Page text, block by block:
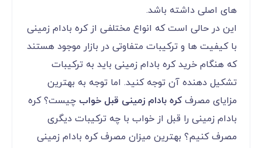
های اصلی داشته باشد.
این در حالی است که انواع مختلفی از کره بادام زمینی
با کیفیت ها و ترکیبات متفاوتی در بازار موجود هستند
که هنگام خرید کره بادام زمینی باید به ترکیبات
تشکیل دهنده آن توجه کنید. اما توجه به بهترین
مزایای مصرف کره بادام زمینی قبل خواب چیست؟ کره
بادام زمینی را قبل از خواب با چه ترکیبات دیگری
مصرف کنیم؟ بهترین میزان مصرف کره بادام زمینی